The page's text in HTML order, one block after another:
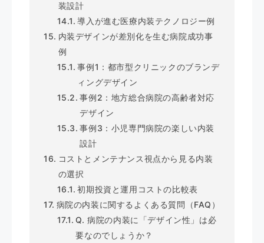
装設計
導入が進む医療内装テクノロジー例
内装デザインが差別化を生む病院成功事
例
事例1：都市型クリニックのブランデ
ィングデザイン
事例2：地方総合病院の高齢者対応
デザイン
事例3：小児専門病院の楽しい内装
設計
コストとメンテナンス視点から見る内装
の選択
初期投資と運用コストの比較表
病院の内装に関するよくある質問（FAQ）
Q. 病院の内装に「デザイン性」は必
要なのでしょうか？